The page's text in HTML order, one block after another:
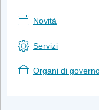
Novità
Servizi
Organi di